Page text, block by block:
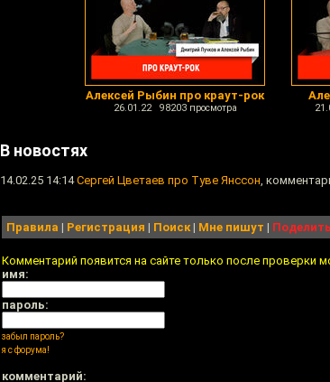
Алексей Рыбин про краут-рок
26.01.22 98203 просмотра
В новостях
14.02.25 14:14Сергей Цветаев про Туве Янссон,
Правила | Регистрация | Поиск| Мне пишут |
Комментарий появится на сайте только после проверки
имя:
пароль:
забыл пароль?
я с форума!
комментарий: